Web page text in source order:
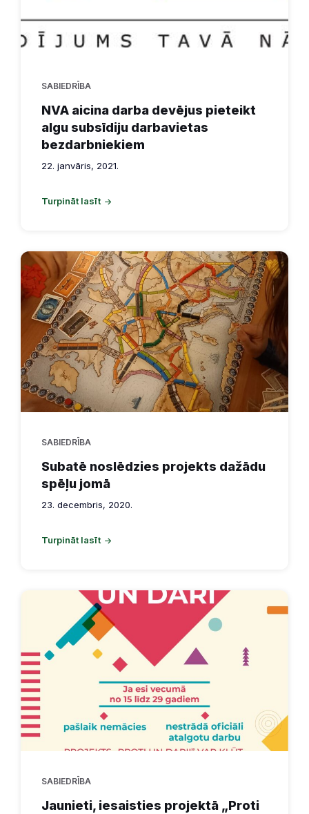
SABIEDRĪBA
NVA aicina darba devējus pieteikt
algu subsīdiju darbavietas
bezdarbniekiem
22. janvāris, 2021.
Turpināt lasīt
SABIEDRĪBA
Subatē noslēdzies projekts dažādu
spēļu jomā
23. decembris, 2020.
Turpināt lasīt
SABIEDRĪBA
Jaunieti, iesaisties projektā „Proti